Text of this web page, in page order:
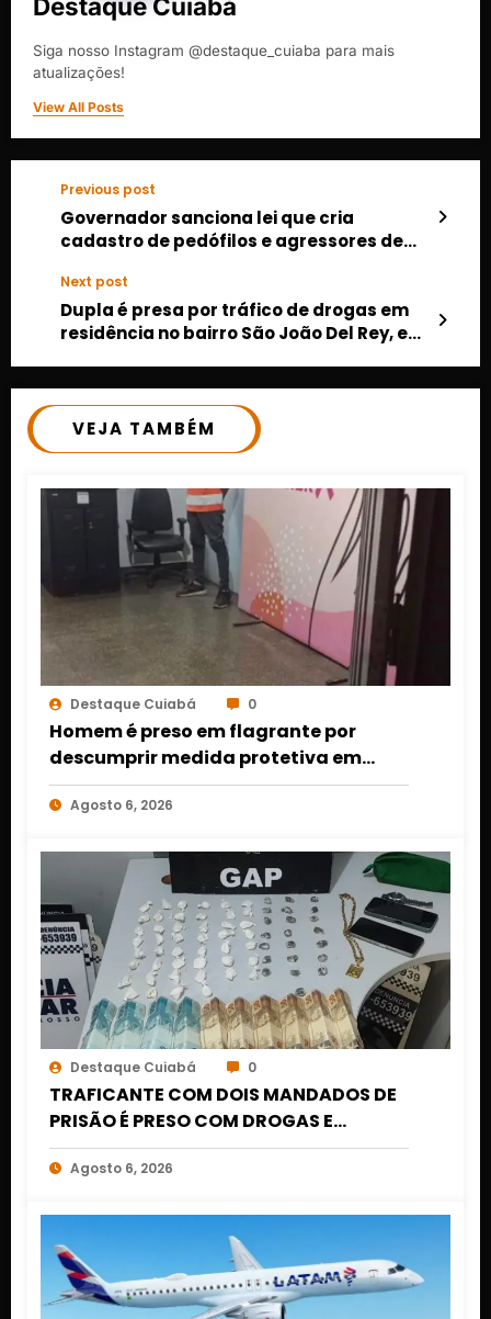
Destaque Cuiabá
Siga nosso Instagram @destaque_cuiaba para mais
atualizações!
View All Posts
Previous post
Governador sanciona lei que cria
cadastro de pedófilos e agressores de
Next post
Dupla é presa por tráfico de drogas em
residência no bairro São João Del Rey, em
VEJA TAMBÉM
Destaque Cuiabá 0
Homem é preso em flagrante por
descumprir medida protetiva em
Cuiabá após acionamento de botão
do pânico
Agosto 6, 2026
Destaque Cuiabá 0
TRAFICANTE COM DOIS MANDADOS DE
PRISÃO É PRESO COM DROGAS E
DINHEIRO NO 1º DE MARÇO EM CUIABÁ
Agosto 6, 2026